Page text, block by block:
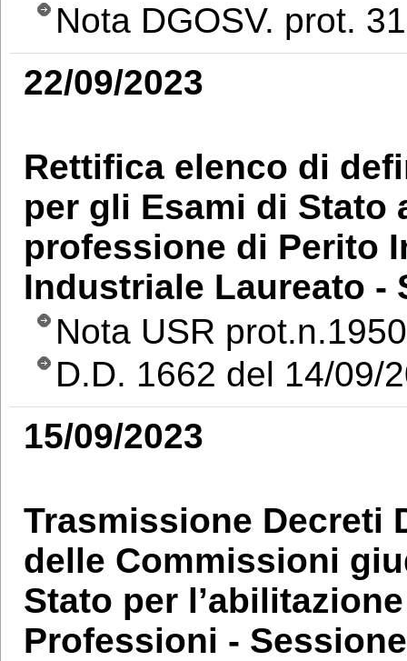
Nota DGOSV. prot.
22/09/2023
Rettifica elenco di
per gli Esami di Stato
professione di Perito
Industriale Laureato -
Nota USR
D.D. 1662 del 14/09/
15/09/2023
Trasmissione Decreti
delle Commissioni
Stato per
Professioni -